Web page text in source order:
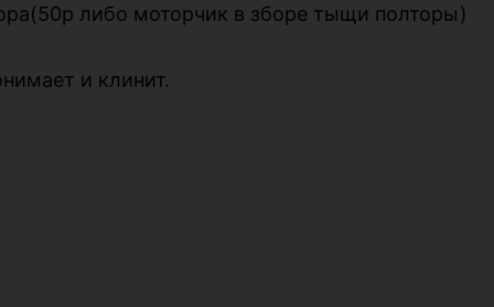
либо моторчик в зборе тыщи полторы)
и клинит.